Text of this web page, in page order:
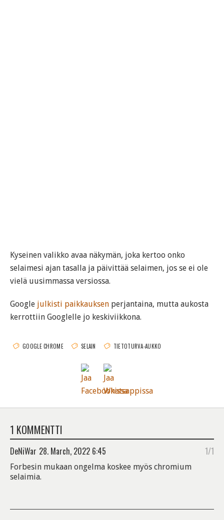
Kyseinen valikko avaa näkymän, joka kertoo onko
selaimesi ajan tasalla ja päivittää selaimen, jos se ei ole
vielä uusimmassa versiossa.
Google julkisti paikkauksen perjantaina, mutta aukosta
kerrottiin Googlelle jo keskiviikkona.
GOOGLE CHROME SELAIN TIETOTURVA-AUKKO
1 KOMMENTTI
DeNiWar 28. March, 2022 6:45 1/1
Forbesin mukaan ongelma koskee myös chromium
selaimia.